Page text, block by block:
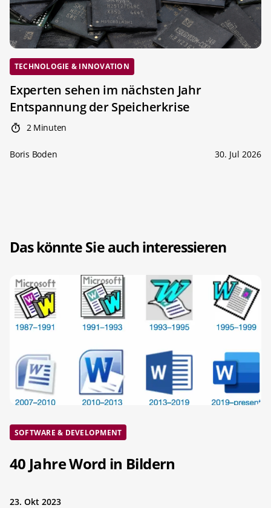
TECHNOLOGIE & INNOVATION
Experten sehen im nächsten Jahr
Entspannung der Speicherkrise
2 Minuten
Boris Boden 30. Jul 2026
Das könnte Sie auch interessieren
SOFTWARE & DEVELOPMENT
40 Jahre Word in Bildern
23. Okt 2023